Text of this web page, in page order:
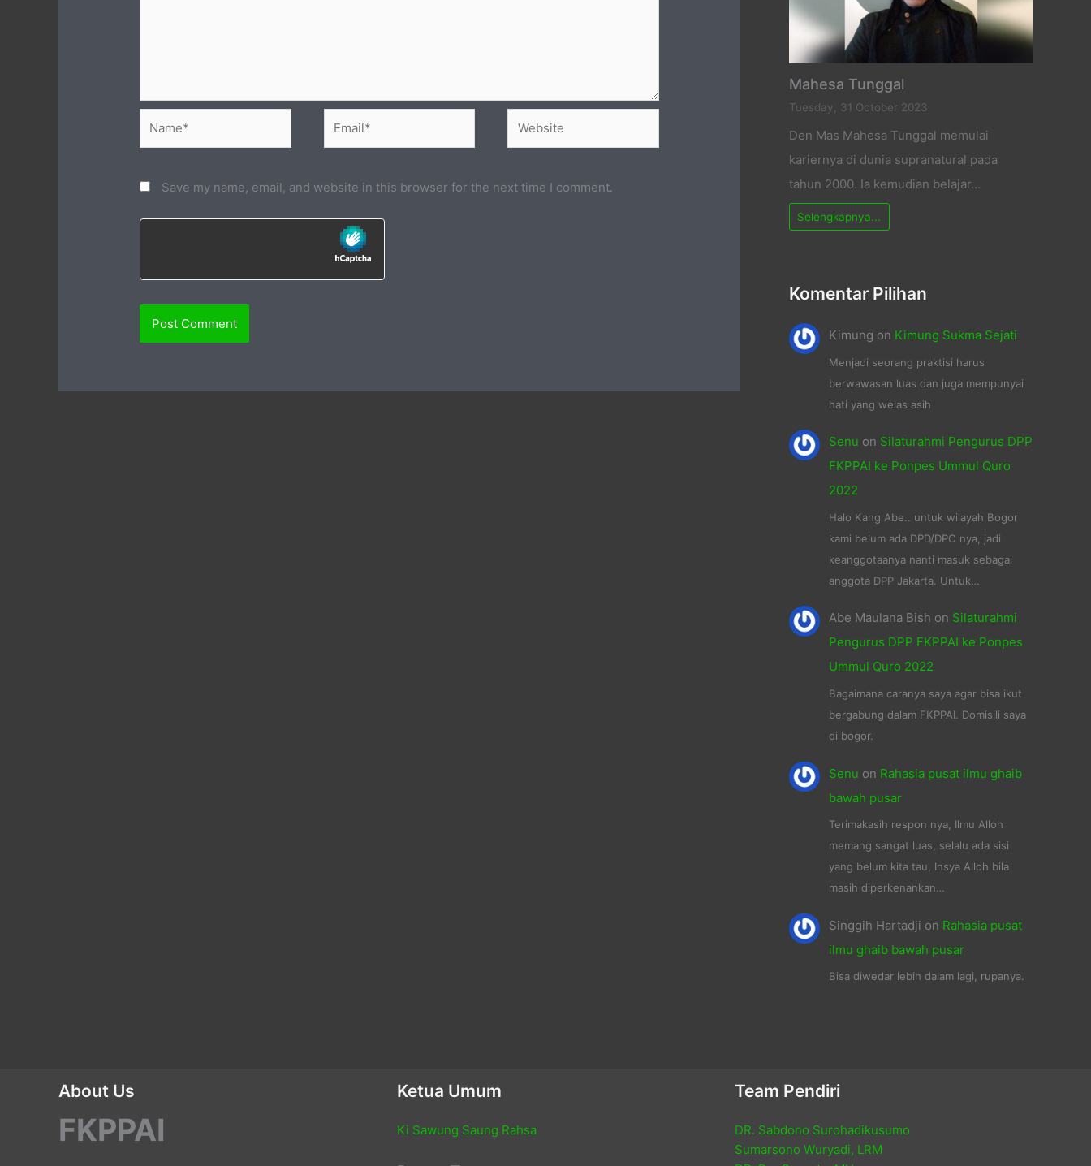
Save my name, email, and website in this browser for the next time I comment.
Mahesa Tunggal
Tuesday, 31 October 2023
Den Mas Mahesa Tunggal memulai
kariernya di dunia supranatural pada
tahun 2000. Ia kemudian belajar…
Selengkapnya...
Komentar Pilihan
Kimung on Kimung Sukma Sejati
Menjadi seorang praktisi harus
berwawasan luas dan juga mempunyai
hati yang welas asih
Senu on Silaturahmi Pengurus DPP
FKPPAI ke Ponpes Ummul Quro
2022
Halo Kang Abe.. untuk wilayah Bogor
kami belum ada DPD/DPC nya, jadi
keanggotaanya nanti masuk sebagai
anggota DPP Jakarta. Untuk…
Abe Maulana Bish on Silaturahmi
Pengurus DPP FKPPAI ke Ponpes
Ummul Quro 2022
Bagaimana caranya saya agar bisa ikut
bergabung dalam FKPPAI. Domisili saya
di bogor.
Senu on Rahasia pusat ilmu ghaib
bawah pusar
Terimakasih respon nya, Ilmu Alloh
memang sangat luas, selalu ada sisi
yang belum kita tau, Insya Alloh bila
masih diperkenankan…
Singgih Hartadji on Rahasia pusat
ilmu ghaib bawah pusar
Bisa diwedar lebih dalam lagi, rupanya.
About Us
FKPPAI
Ketua Umum
Ki Sawung Saung Rahsa
Team Pendiri
DR. Sabdono Surohadikusumo
Sumarsono Wuryadi, LRM